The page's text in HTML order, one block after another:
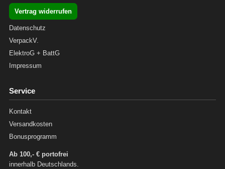
Vertrag widerrufen
Datenschutz
VerpackV.
ElektroG + BattG
Impressum
Service
Kontakt
Versandkosten
Bonusprogramm
Ab 100,- € portofrei
innerhalb Deutschlands.